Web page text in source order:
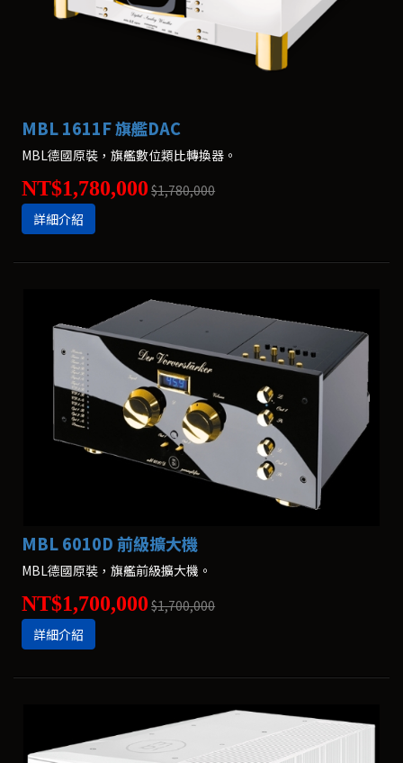
MBL 1611F 旗艦DAC
MBL德國原裝，旗艦數位類比轉換器。
NT$1,780,000 $1,780,000
詳細介紹
MBL 6010D 前級擴大機
MBL德國原裝，旗艦前級擴大機。
NT$1,700,000 $1,700,000
詳細介紹